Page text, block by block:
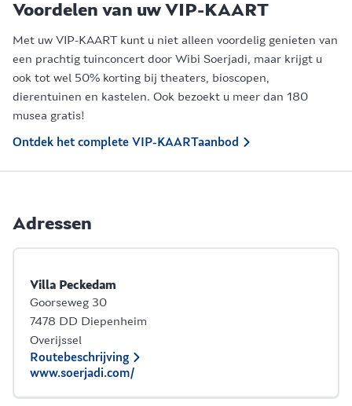
Voordelen van uw VIP-KAART
Met uw VIP-KAART kunt u niet alleen voordelig genieten van
een prachtig tuinconcert door Wibi Soerjadi, maar krijgt u
ook tot wel 50% korting bij theaters, bioscopen,
dierentuinen en kastelen. Ook bezoekt u meer dan 180
musea gratis!
Ontdek het complete VIP-KAARTaanbod
Adressen
Villa Peckedam
Goorseweg 30
7478 DD Diepenheim
Overijssel
Routebeschrijving
www.soerjadi.com/